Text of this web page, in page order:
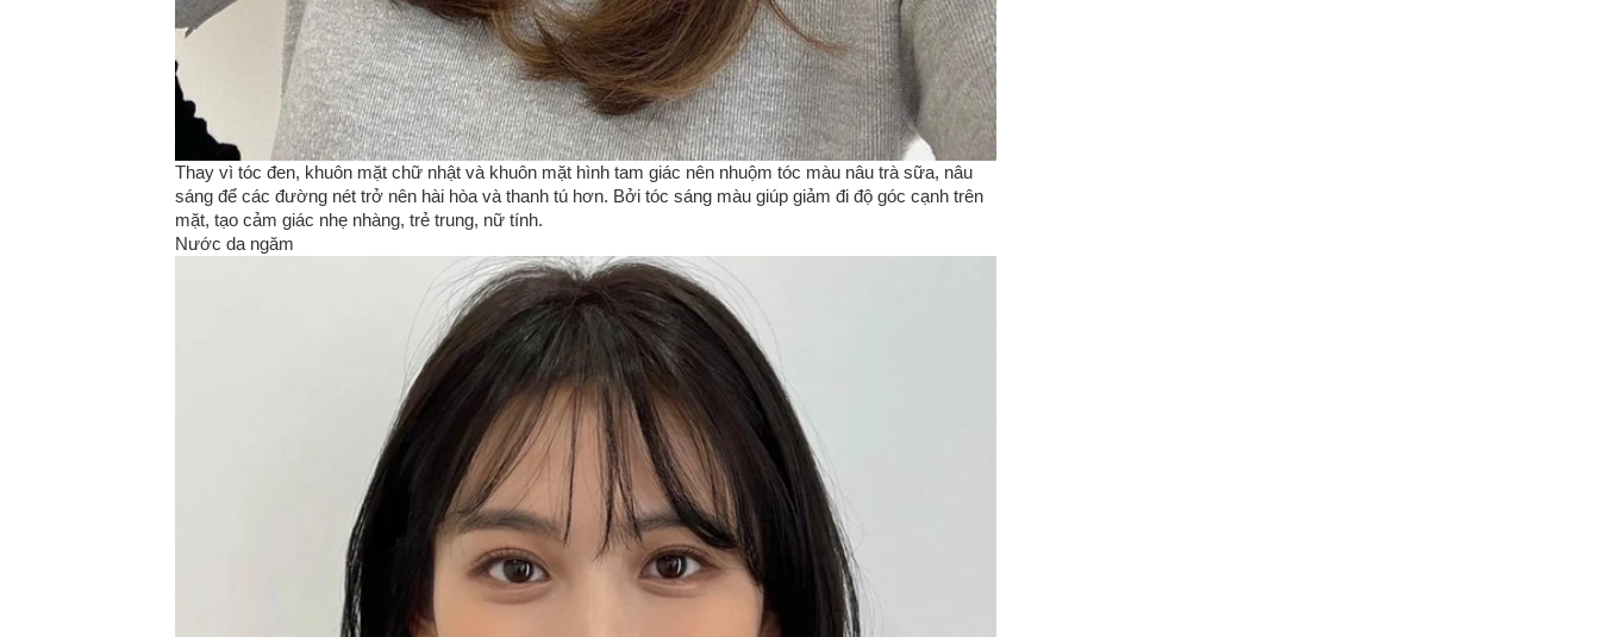
Thay vì tóc đen, khuôn mặt chữ nhật và khuôn mặt hình tam giác nên nhuộm tóc màu nâu trà sữa, nâu
sáng để các đường nét trở nên hài hòa và thanh tú hơn. Bởi tóc sáng màu giúp giảm đi độ góc cạnh trên
mặt, tạo cảm giác nhẹ nhàng, trẻ trung, nữ tính.
Nước da ngăm